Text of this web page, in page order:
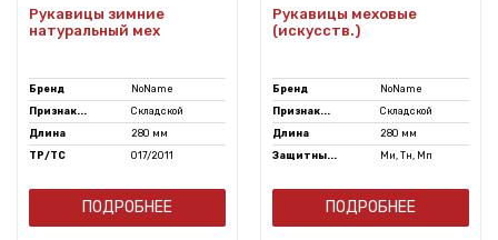
Рукавицы зимние
натуральный мех
Бренд
NoName
Признак...
Складской
Длина
280 мм
ТР/ТС
017/2011
ПОДРОБНЕЕ
Рукавицы меховые
(искусств.)
Бренд
NoName
Признак...
Складской
Длина
280 мм
Защитны...
Ми, Тн, Мп
ПОДРОБНЕЕ